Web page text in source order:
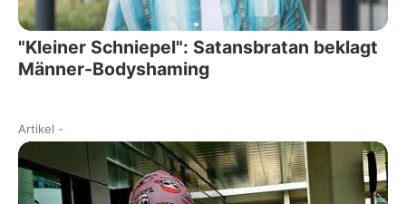
"Kleiner Schniepel": Satansbratan beklagt
Männer-Bodyshaming
Artikel -